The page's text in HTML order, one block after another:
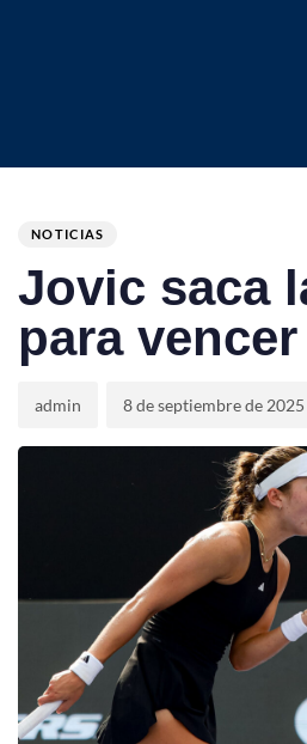
IN:
NOTICIAS
Jovic saca
para
admin 8 de septiembre de 2025